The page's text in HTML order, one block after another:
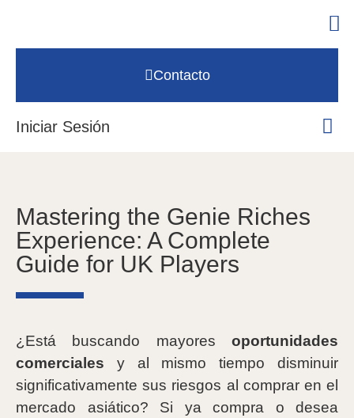
Contacto
Iniciar Sesión
Mastering the Genie Riches
Experience: A Complete
Guide for UK Players
¿Está buscando mayores oportunidades
comerciales y al mismo tiempo disminuir
significativamente sus riesgos al comprar en el
mercado asiático? Si ya compra o desea